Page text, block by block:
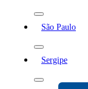
São Paulo
Sergipe